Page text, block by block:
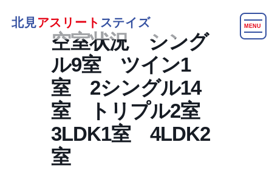
北見アスリート ステイズ MENU
空室状況 シング
ル9室 ツイン1
室 2シングル14
室 トリプル2室
3LDK1室 4LDK2
室